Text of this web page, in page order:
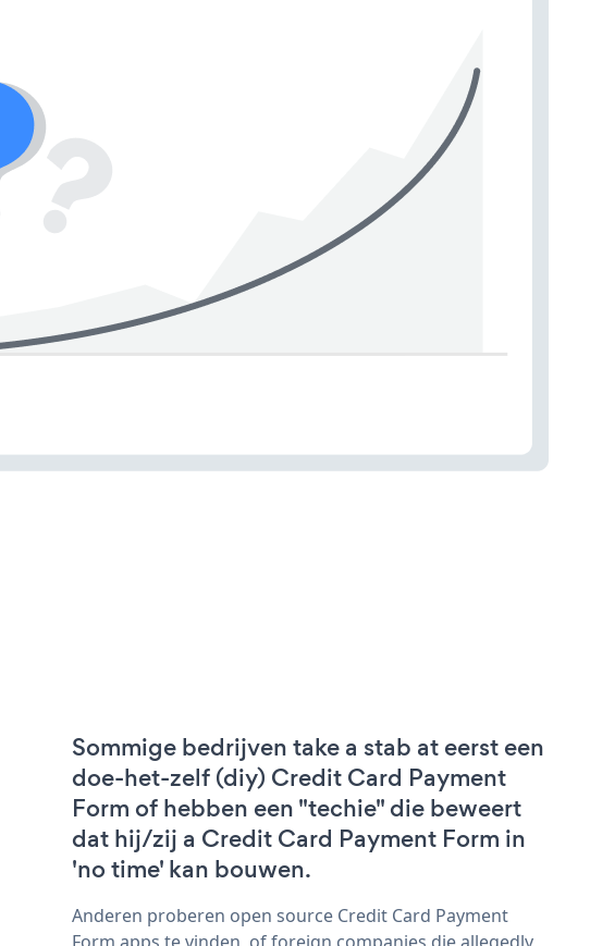
Sommige bedrijven take a stab at eerst een
doe-het-zelf (diy) Credit Card Payment
Form of hebben een "techie" die beweert
dat hij/zij a Credit Card Payment Form in
'no time' kan bouwen.
Anderen proberen open source Credit Card Payment